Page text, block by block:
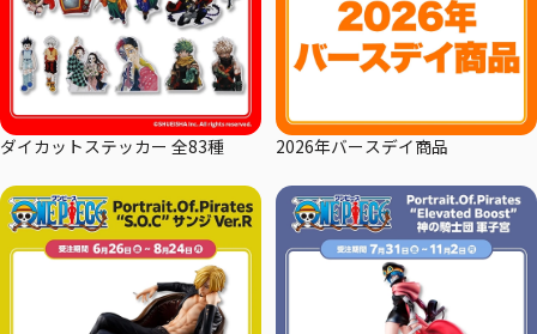
ダイカットステッカー 全83種 2026年バースデイ商品